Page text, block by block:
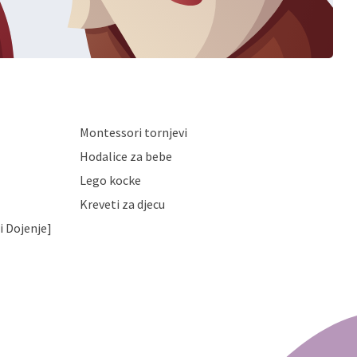
Montessori tornjevi
Hodalice za bebe
Lego kocke
Kreveti za djecu
Dojenje]